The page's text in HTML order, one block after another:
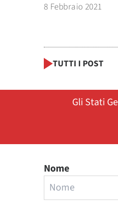
8 Febbraio 2021
TUTTI I POST
Gli Stati
Nome